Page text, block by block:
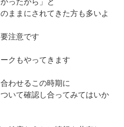
ったから」と
ままにされてきた方も多いよ
注意です
クもやってきます
わせるこの時期に
いて確認し合ってみてはいか